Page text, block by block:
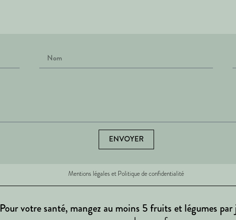
ENVOYER
Mentions légales et Politique de confidentialité
Pour votre santé, mangez au moins 5 fruits et légumes par